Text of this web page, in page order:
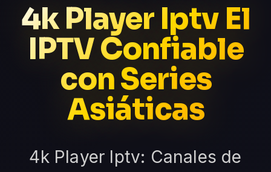
4k Player Iptv El
IPTV Confiable
con Series
Asiáticas
4k Player Iptv: Canales de